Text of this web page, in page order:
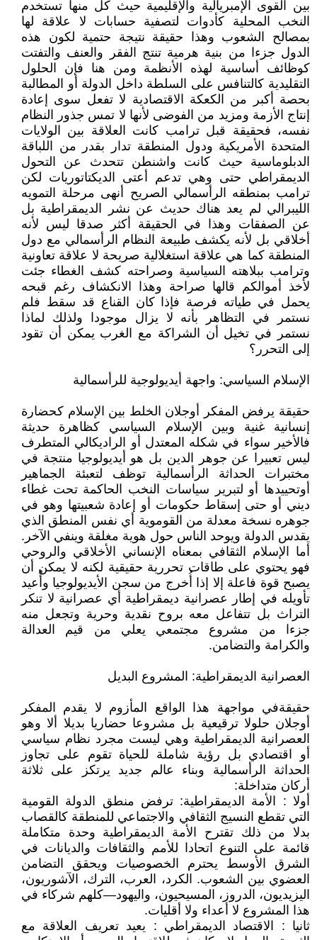
بين القوى الإمبريالية والإقليمية حيث كل منها تستخدم
النخب المحلية كأدوات لتصفية حسابات لا علاقة لها
بمصالح الشعوب وهذا حقيقة نتيجة حتمية لكون هذه
الدول جزءا من بنية هرمية تنتج الفقر والعنف والتفتت
كوظائف أساسية لهذه الأنظمة ومن هنا فإن الحلول
التقليدية كالتنافس على السلطة داخل الدولة أو المطالبة
بحصة أكبر من الكعكة الاقتصادية لا تفعل سوى إعادة
إنتاج الأزمة ومزيد من الفوضى لأنها لا تمس جذور النظام
نفسه، فحقيقة قبل ترامب كانت العلاقة بين الولايات
المتحدة الأمريكية ودول المنطقة تدار بقدر من اللباقة
الدبلوماسية حيث كانت واشنطن تتحدث عن التحول
الديمقراطي حتى وهي تدعم أعتى الديكتاتوريات لكن
ترامب بمنطقه الرأسمالي الصريح أنهى مرحلة التمويه
الليبرالي لم يعد هناك حديث عن نشر الديمقراطية بل
عن الصفقات وهذا في الحقيقة أكثر صدقا ليس لأنه
أخلاقي بل لأنه يكشف طبيعة النظام الرأسمالي مع دول
المنطقة كما هي علاقة استغلالية صريحة لا علاقة تعاونية
وترامب ببلاهته السياسية وصراحته كشف الغطاء جئت
لأخذ أموالكم قالها صراحة وهذا الانكشاف رغم قبحه
يحمل في طياته فرصة فإذا كان القناع قد سقط فلم
نستمر في التظاهر بأنه لا يزال موجودا ولذلك لماذا
نستمر في تخيل أن الشراكة مع الغرب يمكن أن تقود
إلى التحرر؟
الإسلام السياسي: واجهة أيديولوجية للرأسمالية
حقيقة يرفض المفكر أوجلان الخلط بين الإسلام كحضارة
إنسانية غنية وبين الإسلام السياسي كظاهرة حديثة
فالأخير سواء في شكله المعتدل أو الراديكالي المتطرف
ليس تعبيرا عن جوهر الدين بل هو أيديولوجيا منتجة في
مختبرات الحداثة الرأسمالية توظف لتعبئة الجماهير
أوتحييدها أو لتبرير سياسات النخب الحاكمة تحت غطاء
ديني أو حتى إسقاط حكومات أو إعادة شعبيتها وهو في
جوهره نسخة معدلة من القوموية أي نفس المنطق الذي
يقدس الدولة ويوحد الناس حول هوية مغلقة وينفي الآخر.
أما الإسلام الثقافي بمعناه الإنساني الأخلاقي والروحي
فهو يحتوي على طاقات تحررية حقيقية لكنه لا يمكن أن
يصبح قوة فاعلة إلا إذا أُخرج من سجن الأيديولوجيا وأُعيد
تأويله في إطار عصرانية ديمقراطية أي عصرانية لا تنكر
التراث بل تتفاعل معه بروح نقدية وحرية وتجعل منه
جزءا من مشروع مجتمعي يعلي من قيم العدالة
والكرامة والتضامن.
العصرانية الديمقراطية: المشروع البديل
حقيقةفي مواجهة هذا الواقع المأزوم لا يقدم المفكر
أوجلان حلولا ترقيعية بل مشروعا حضاريا بديلا ألا وهو
العصرانية الديمقراطية وهي ليست مجرد نظام سياسي
أو اقتصادي بل رؤية شاملة للحياة تقوم على تجاوز
الحداثة الرأسمالية وبناء عالم جديد يرتكز على ثلاثة
أركان متداخلة:
أولا : الأمة الديمقراطية: ترفض منطق الدولة القومية
التي تقطع النسيج الثقافي والاجتماعي للمنطقة كالقصاب
بدلا من ذلك تقترح الأمة الديمقراطية وحدة متكاملة
قائمة على التنوع اتحادا للأمم والثقافات والديانات في
الشرق الأوسط يحترم الخصوصيات ويحقق التضامن
العضوي بين الشعوب. الكرد، العرب، الترك، الآشوريون،
اليزيديون، الدروز، المسيحيون، واليهود—كلهم شركاء في
هذا المشروع لا أعداء ولا أقليات.
ثانيا : الاقتصاد الديمقراطي : يعيد تعريف العلاقة مع